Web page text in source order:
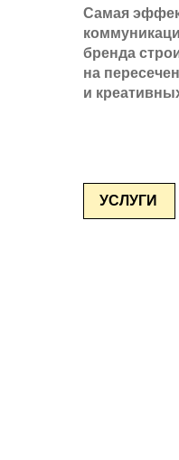
Самая
бренда
на
и
УСЛУГИ